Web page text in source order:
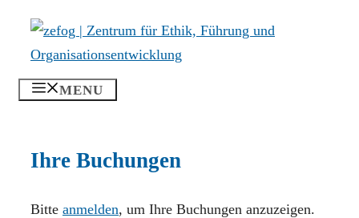
Zum
springen
MENU
Ihre Buchungen
Bitte anmelden, um Ihre Buchungen anzuzeigen.